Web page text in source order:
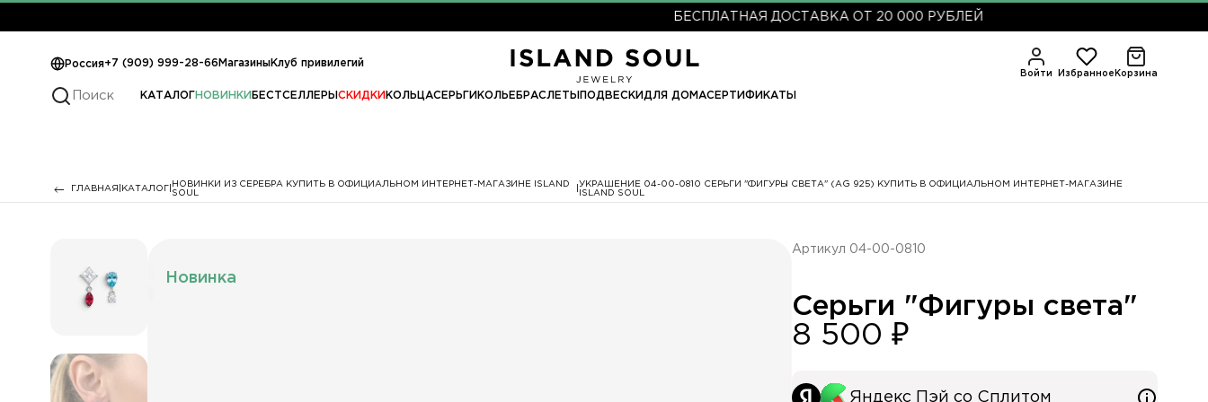
БЕСПЛАТНАЯ ДОСТАВКА ОТ 20 000 РУБЛЕЙ
Россия+7 (909) 999-28-66 МагазиныКлуб привилегий
Войти Избранное Корзина
КАТАЛОГНОВИНКИ БЕСТСЕЛЛЕРЫ СКИДКИ КОЛЬЦАСЕРЬГИ КОЛЬЕ БРАСЛЕТЫ ПОДВЕСКИДЛЯ ДОМАСЕРТИФИКАТЫ
ГЛАВНАЯ КАТАЛОГ
НОВИНКИ ИЗ СЕРЕБРА КУПИТЬ В ОФИЦИАЛЬНОМ ИНТЕРНЕТ-МАГАЗИНЕ ISLAND
SOUL
УКРАШЕНИЕ 04-00-0810 СЕРЬГИ "ФИГУРЫ СВЕТА" (AG 925) КУПИТЬ В ОФИЦИАЛЬНОМ ИНТЕРНЕТ-МАГАЗИНЕ
ISLAND SOUL
Новинка
Артикул 04-00-0810
Серьги "Фигуры света"
8 500 ₽
Яндекс Пэй со Сплитом